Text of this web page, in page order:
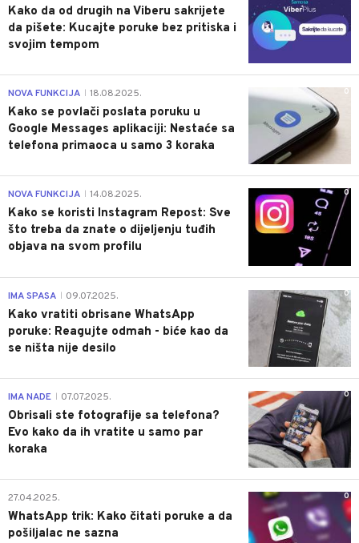
Kako da od drugih na Viberu sakrijete
da pišete: Kucajte poruke bez pritiska i
svojim tempom
0
NOVA FUNKCIJA 18.08.2025.
Kako se povlači poslata poruku u
Google Messages aplikaciji: Nestaće sa
telefona primaoca u samo 3 koraka
0
NOVA FUNKCIJA 14.08.2025.
Kako se koristi Instagram Repost: Sve
što treba da znate o dijeljenju tuđih
objava na svom profilu
0
IMA SPASA 09.07.2025.
Kako vratiti obrisane WhatsApp
poruke: Reagujte odmah - biće kao da
se ništa nije desilo
0
IMA NADE 07.07.2025.
Obrisali ste fotografije sa telefona?
Evo kako da ih vratite u samo par
koraka
0
27.04.2025.
WhatsApp trik: Kako čitati poruke a da
pošiljalac ne sazna